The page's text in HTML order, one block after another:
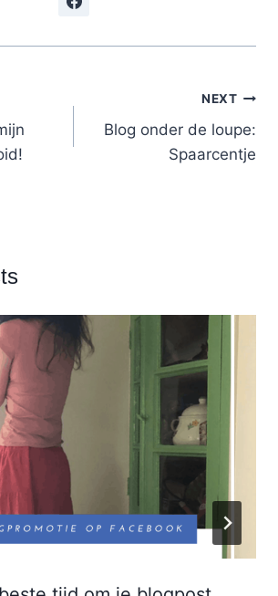
NEXT
Blog onder de loupe:
Spaarcentje